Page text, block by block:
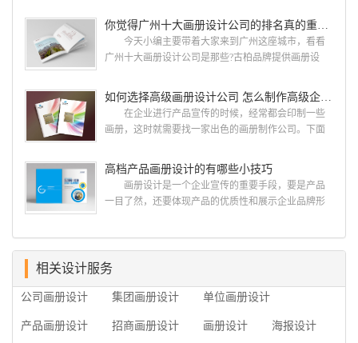
国网络应用的现状和趋势有很深的...
设计画册设计两个都是不能缺少的。标志设计画册设
计 简练、概括、完美!即要成功到几乎找不至更好
的替代方案的程度是我们的目标，其难度比之其它任
何艺术设计都要大得多。因此古柏品牌设计对标志设
用目的、适用范畴并深刻...
今天小编主要带着大家来到广州这座城市，看看
广州十大画册设计公司是那些?古柏品牌提供画册设
计经验,服务过3000多家的广州集团/单位/产品/目录画
册设计/印刷公司。相信不少喜欢设计的小伙伴都会对
今天的内容感兴趣吧! 一、广州的古柏设计 古
柏品牌设计系品牌策划与推广，企业vi形象设计、平面
广的专业...
在企业进行产品宣传的时候，经常都会印制一些
画册，这时就需要找一家出色的画册制作公司。下面
司，怎么制作高级企业画册?高级画册设计公司 如
何选择高级画册设计公司 首先是员工的能力是否
过硬。这包括调研人员观察捕捉信息、与企业顺利沟
通进而获取重要信息的能力;摄影人员拍摄出真实有效
练掌握制作软件，深谙画册设...
高档产品画册设计的有哪些小技巧
画册设计是一个企业宣传的重要手段，要是产品
一目了然，还要体现产品的优质性和展示企业品牌形
产品画册设计要注重企业文化，引起客户关注 现
在企业都在使用产品画册来进行市场宣传，高档产品
个成功的高档产品画册设计，能够将一个公司的企业
相关设计服务
公司画册设计 集团画册设计 单位画册设计
产品画册设计 招商画册设计 画册设计 海报设计